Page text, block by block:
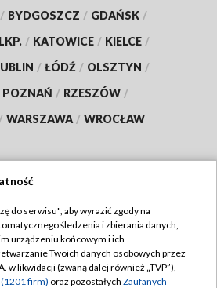
/ BYDGOSZCZ / GDAŃSK /
/ KATOWICE / KIELCE /
/ ŁÓDŹ / OLSZTYN /
POZNAŃ / RZESZÓW /
/ WARSZAWA / WROCŁAW
TVP
Regulamin TVP
prywatności
do serwisu", aby wyrazić zgody na
śledzenia i zbierania danych,
urządzeniu końcowym i ich
Twoich danych osobowych przez
w likwidacji (zwaną dalej również „TVP”),
firm) oraz pozostałych Zaufanych